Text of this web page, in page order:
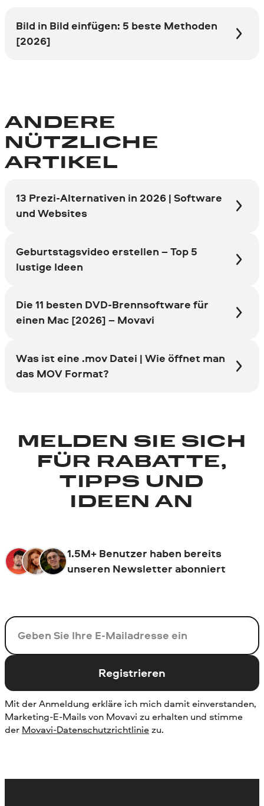
Bild in Bild einfügen: 5 beste Methoden
[2026]
ANDERE
NÜTZLICHE
ARTIKEL
13 Prezi-Alternativen in 2026 | Software
und Websites
Geburtstagsvideo erstellen – Top 5
lustige Ideen
Die 11 besten DVD-Brennsoftware für
einen Mac [2026] – Movavi
Was ist eine .mov Datei | Wie öffnet man
das MOV Format?
MELDEN SIE SICH
FÜR RABATTE,
TIPPS UND
IDEEN AN
1.5M+ Benutzer haben bereits
unseren Newsletter abonniert
Ihre E-Mail-Addresse
Registrieren
Mit der Anmeldung erkläre ich mich damit einverstanden,
Marketing-E-Mails von Movavi zu erhalten und stimme
der Movavi-Datenschutzrichtliniezu.